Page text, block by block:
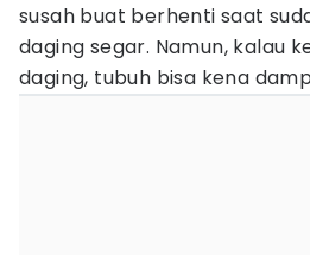
susah buat berhenti saat
daging segar. Namun, kalau
daging, tubuh bisa kena